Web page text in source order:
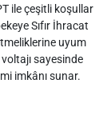
ile çeşitli koşullar
Sıfır İhracat
uyum
sayesinde
imkânı sunar.